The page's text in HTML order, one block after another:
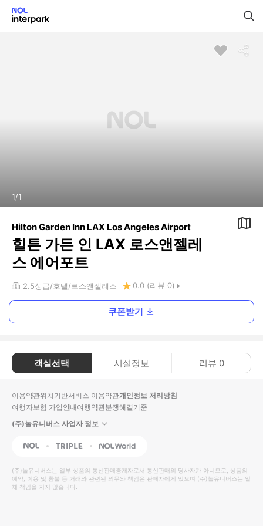
1/1
Hilton Garden Inn LAX Los Angeles Airport
힐튼 가든 인 LAX 로스앤젤레
스 에어포트
2.5성급 호텔 로스앤젤레스 0.0 (리뷰 0)
쿠폰받기
객실선택 시설정보 리뷰 0
이용약관위치기반서비스 이용약관개인정보 처리방침
여행자보험 가입안내여행약관분쟁해결기준
(주)놀유니버스 사업자 정보
NOL Triple Interpark Global
(주)놀유니버스는 일부 상품의 통신판매중개자로서 통신판매의 당사자가 아니므로, 상품의
예약, 이용 및 환불 등 거래와 관련된 의무와 책임은 판매자에게 있으며 (주)놀유니버스는 일
체 책임을 지지 않습니다.